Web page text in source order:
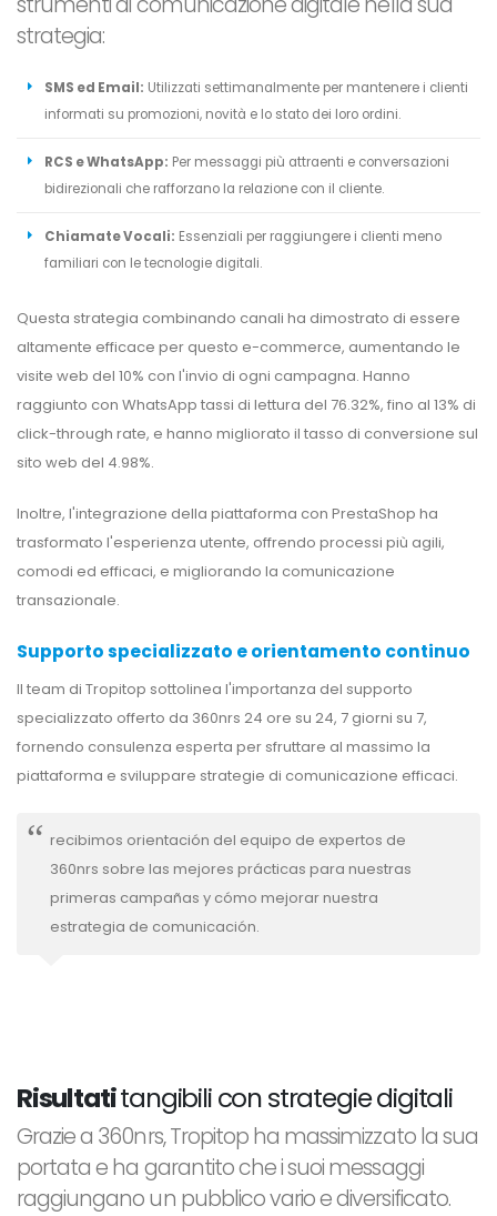
strategia:
SMS ed Email: Utilizzati settimanalmente per mantenere i clienti
informati su promozioni, novità e lo stato dei loro ordini.
RCS e WhatsApp: Per messaggi più attraenti e conversazioni
bidirezionali che rafforzano la relazione con il cliente.
Chiamate Vocali: Essenziali per raggiungere i clienti meno
familiari con le tecnologie digitali.
Questa strategia combinando canali ha dimostrato di essere
altamente efficace per questo e-commerce, aumentando le
visite web del 10% con l'invio di ogni campagna. Hanno
raggiunto con WhatsApp tassi di lettura del 76.32%, fino al 13% di
click-through rate, e hanno migliorato il tasso di conversione sul
sito web del 4.98%.
Inoltre, l'integrazione della piattaforma con PrestaShop ha
trasformato l'esperienza utente, offrendo processi più agili,
comodi ed efficaci, e migliorando la comunicazione
transazionale.
Supporto specializzato e orientamento continuo
Il team di Tropitop sottolinea l'importanza del supporto
specializzato offerto da 360nrs 24 ore su 24, 7 giorni su 7,
fornendo consulenza esperta per sfruttare al massimo la
piattaforma e sviluppare strategie di comunicazione efficaci.
recibimos orientación del equipo de expertos de
360nrs sobre las mejores prácticas para nuestras
primeras campañas y cómo mejorar nuestra
estrategia de comunicación.
Risultatitangibili con strategie digitali
Grazie a 360nrs, Tropitop ha massimizzato la sua
portata e ha garantito che i suoi messaggi
raggiungano un pubblico vario e diversificato.